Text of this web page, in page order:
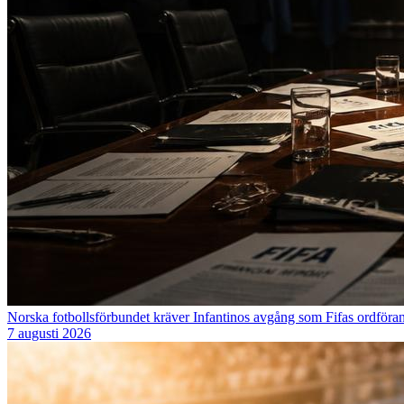
Norska fotbollsförbundet kräver Infantinos avgång som Fifas
7 augusti 2026